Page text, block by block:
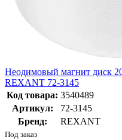
Неодимовый магнит диск
REXANT 72-3145
Код товара: 3540489
Артикул:
72-3145
Бренд:
REXANT
Под заказ